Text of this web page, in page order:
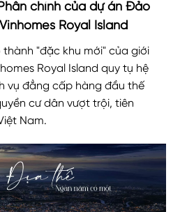
chính của dự án Đảo
Royal Island
"đặc khu mới" của giới
Royal Island quy tụ hệ
vụ đẳng cấp hàng đầu thế
cư dân vượt trội, tiên
Nam.